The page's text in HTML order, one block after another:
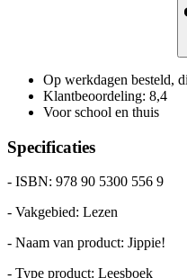
Op werkdagen besteld,
Klantbeoordeling: 8,4
Voor school en thuis
Specificaties
- ISBN: 978 90 5300 556 9
- Vakgebied: Lezen
- Naam van product: Jippie!
- Type product: Leesboek